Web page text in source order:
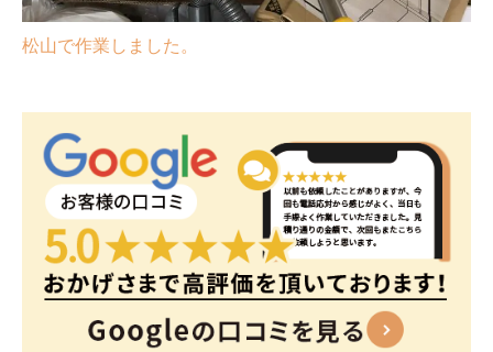
松山で作業しました。